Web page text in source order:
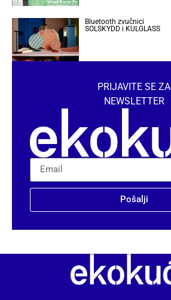
Bluetooth zvučnici
SOLSKYDD i KULGLASS
PRIJAVITE SE ZA
NEWSLETTER
Pošalji